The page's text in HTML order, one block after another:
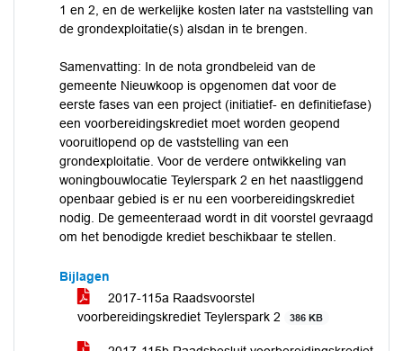
1 en 2, en de werkelijke kosten later na vaststelling van
de grondexploitatie(s) alsdan in te brengen.
Samenvatting: In de nota grondbeleid van de
gemeente Nieuwkoop is opgenomen dat voor de
eerste fases van een project (initiatief- en definitiefase)
een voorbereidingskrediet moet worden geopend
vooruitlopend op de vaststelling van een
grondexploitatie. Voor de verdere ontwikkeling van
woningbouwlocatie Teylerspark 2 en het naastliggend
openbaar gebied is er nu een voorbereidingskrediet
nodig. De gemeenteraad wordt in dit voorstel gevraagd
om het benodigde krediet beschikbaar te stellen.
Bijlagen
2017-115a Raadsvoorstel
voorbereidingskrediet Teylerspark 2
386 KB